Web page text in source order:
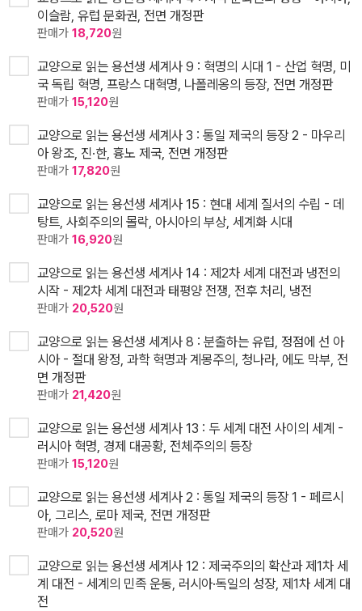
이슬람, 유럽 문화권, 전면 개정판
판매가 18,720원
교양으로 읽는 용선생 세계사 9 : 혁명의 시대 1 - 산업 혁명, 미
국 독립 혁명, 프랑스 대혁명, 나폴레옹의 등장, 전면 개정판
판매가 15,120원
교양으로 읽는 용선생 세계사 3 : 통일 제국의 등장 2 - 마우리
아 왕조, 진·한, 흉노 제국, 전면 개정판
판매가 17,820원
교양으로 읽는 용선생 세계사 15 : 현대 세계 질서의 수립 - 데
탕트, 사회주의의 몰락, 아시아의 부상, 세계화 시대
판매가 16,920원
교양으로 읽는 용선생 세계사 14 : 제2차 세계 대전과 냉전의
시작 - 제2차 세계 대전과 태평양 전쟁, 전후 처리, 냉전
판매가 20,520원
교양으로 읽는 용선생 세계사 8 : 분출하는 유럽, 정점에 선 아
시아 - 절대 왕정, 과학 혁명과 계몽주의, 청나라, 에도 막부, 전
면 개정판
판매가 21,420원
교양으로 읽는 용선생 세계사 13 : 두 세계 대전 사이의 세계 -
러시아 혁명, 경제 대공황, 전체주의의 등장
판매가 15,120원
교양으로 읽는 용선생 세계사 2 : 통일 제국의 등장 1 - 페르시
아, 그리스, 로마 제국, 전면 개정판
판매가 20,520원
교양으로 읽는 용선생 세계사 12 : 제국주의의 확산과 제1차 세
계 대전 - 세계의 민족 운동, 러시아·독일의 성장, 제1차 세계 대
전